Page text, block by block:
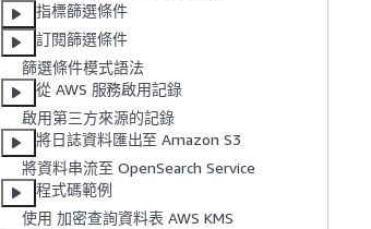
指標篩選條件
訂閱篩選條件
篩選條件模式語法
從 AWS 服務啟用記錄
啟用第三方來源的記錄
將日誌資料匯出至 Amazon S3
將資料串流至 OpenSearch Service
程式碼範例
使用 加密查詢資料表 AWS KMS